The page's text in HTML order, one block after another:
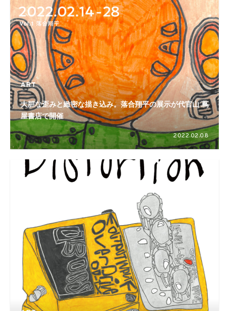
ART
大胆な歪みと緻密な描き込み。落合翔平の展示が代官山 蔦
屋書店で開催
2022.02.08